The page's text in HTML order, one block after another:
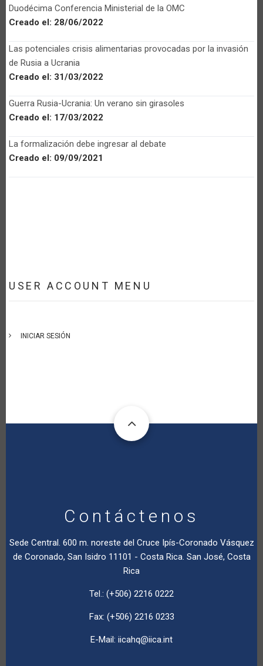
Duodécima Conferencia Ministerial de la OMC
Creado el: 28/06/2022
Las potenciales crisis alimentarias provocadas por la invasión
de Rusia a Ucrania
Creado el: 31/03/2022
Guerra Rusia-Ucrania: Un verano sin girasoles
Creado el: 17/03/2022
La formalización debe ingresar al debate
Creado el: 09/09/2021
USER ACCOUNT MENU
INICIAR SESIÓN
Contáctenos
Sede Central. 600 m. noreste del Cruce Ipís-Coronado Vásquez
de Coronado, San Isidro 11101 - Costa Rica. San José, Costa
Rica
Tel.: (+506) 2216 0222
Fax: (+506) 2216 0233
E-Mail: iicahq@iica.int